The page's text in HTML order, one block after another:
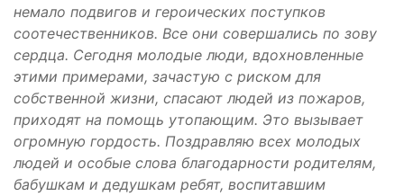
немало подвигов и героических поступков
соотечественников. Все они совершались по зову
сердца. Сегодня молодые люди, вдохновленные
этими примерами, зачастую с риском для
собственной жизни, спасают людей из пожаров,
приходят на помощь утопающим. Это вызывает
огромную гордость. Поздравляю всех молодых
людей и особые слова благодарности родителям,
бабушкам и дедушкам ребят, воспитавшим